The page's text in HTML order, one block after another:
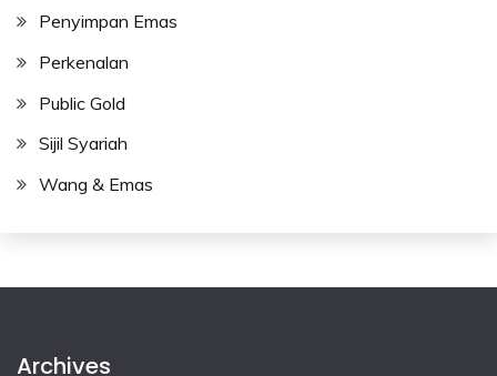
Penyimpan Emas
Perkenalan
Public Gold
Sijil Syariah
Wang & Emas
Archives